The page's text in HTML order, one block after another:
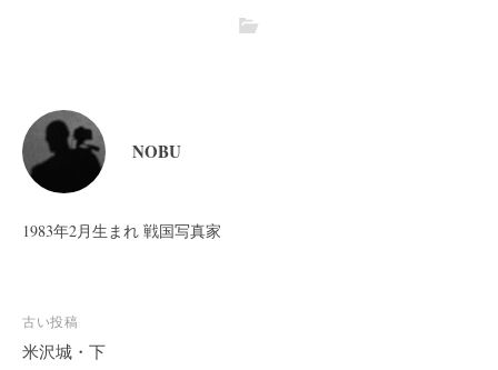
NOBU
1983年2月生まれ 戦国写真家
投
稿
古い投稿
米沢城・下